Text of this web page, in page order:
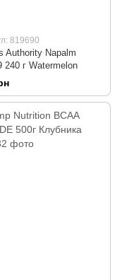
819690
Authority Napalm
240 г Watermelon